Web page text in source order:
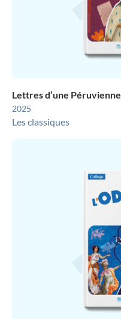
Lettres d’une Péruvienne
2025
Les classiques